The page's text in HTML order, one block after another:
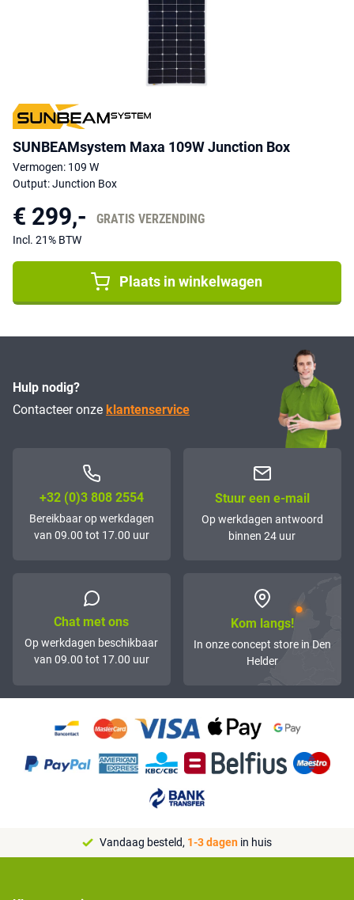
SUNBEAMsystem Maxa 109W Junction Box
Vermogen: 109 W
Output: Junction Box
€ 299,- GRATIS VERZENDING
Incl. 21% BTW
Plaats in winkelwagen
Hulp nodig?
Contacteer onze klantenservice
+32 (0)3 808 2554
Bereikbaar op werkdagen
van 09.00 tot 17.00 uur
Stuur een e-mail
Op werkdagen antwoord
binnen 24 uur
Chat met ons
Op werkdagen beschikbaar
van 09.00 tot 17.00 uur
Kom langs!
In onze concept store in Den
Helder
Vandaag besteld, 1-3 dagen in huis